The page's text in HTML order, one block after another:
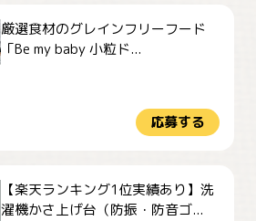
厳選食材のグレインフリーフード
「Be my baby 小粒ド...
応募する
【楽天ランキング1位実績あり】洗
濯機かさ上げ台（防振・防音ゴ...